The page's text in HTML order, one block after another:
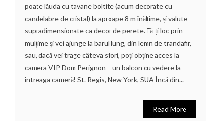
poate lăuda cu tavane boltite (acum decorate cu
candelabre de cristal) la aproape 8 m înălțime, și valute
supradimensionate ca decor de perete. Fă-ți loc prin
mulțime și vei ajunge la barul lung, din lemn de trandafir,
sau, dacă vei trage câteva sfori, poți obține acces la
camera VIP Dom Perignon – un balcon cu vedere la
întreaga cameră! St. Regis, New York, SUA Încă din...
Read More